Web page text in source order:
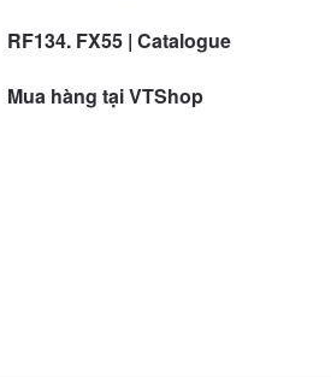
RF134. FX55 | Catalogue
Mua hàng tại VTShop